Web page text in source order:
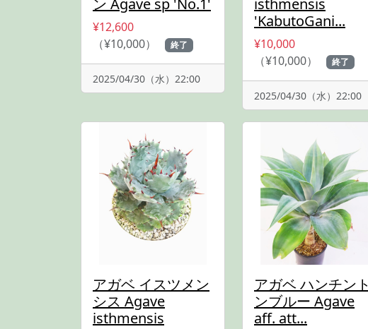
ン Agave sp 'No.1'
¥12,600
（¥10,000）
終了
2025/04/30（水）22:00
isthmensis
'KabutoGani...
¥10,000
（¥10,000）
終了
2025/04/30（水）22:00
アガベ イスツメン
シス Agave
isthmensis
アガベ ハンチント
ンブルー Agave
aff. att...